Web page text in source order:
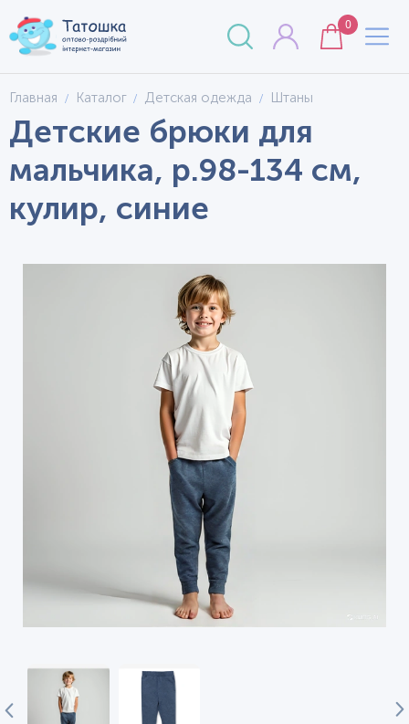
0
Главная Каталог Детская одежда Штаны
Детские брюки для
мальчика, р.98-134 см,
кулир, синие